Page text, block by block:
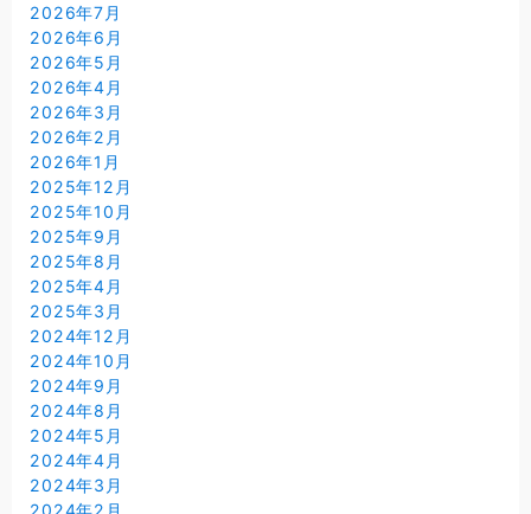
2026年7月
2026年6月
2026年5月
2026年4月
2026年3月
2026年2月
2026年1月
2025年12月
2025年10月
2025年9月
2025年8月
2025年4月
2025年3月
2024年12月
2024年10月
2024年9月
2024年8月
2024年5月
2024年4月
2024年3月
2024年2月